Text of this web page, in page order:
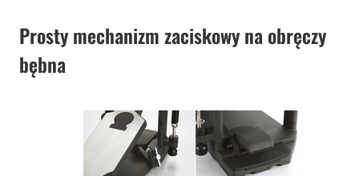
Prosty mechanizm zaciskowy na obręczy
bębna